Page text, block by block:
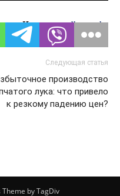
Источник: dknews.kz
Следующая статья
производство
лука: что привело
к резкому падению цен?
by TagDiv